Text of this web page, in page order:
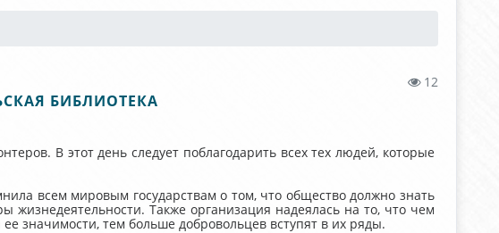
12
БИБЛИОТЕКА
В этот день следует поблагодарить всех тех людей, которые
всем мировым государствам о том, что общество должно знать
жизнедеятельности. Также организация надеялась на то, что чем
значимости, тем больше добровольцев вступят в их ряды.